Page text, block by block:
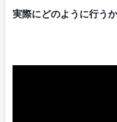
実際にどのように行う